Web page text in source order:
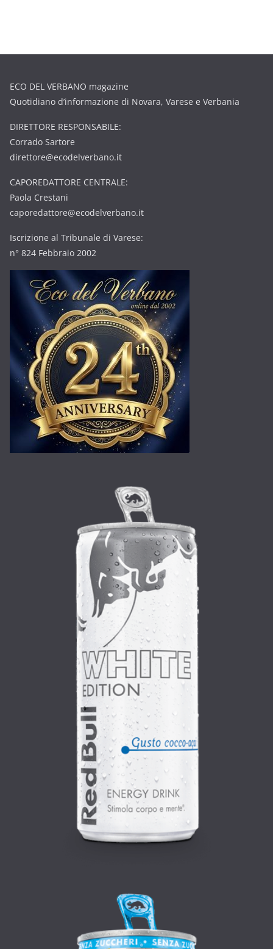
ECO DEL VERBANO magazine
Quotidiano d’informazione di Novara, Varese e Verbania
DIRETTORE RESPONSABILE:
Corrado Sartore
direttore@ecodelverbano.it
CAPOREDATTORE CENTRALE:
Paola Crestani
caporedattore@ecodelverbano.it
Iscrizione al Tribunale di Varese:
n° 824 Febbraio 2002